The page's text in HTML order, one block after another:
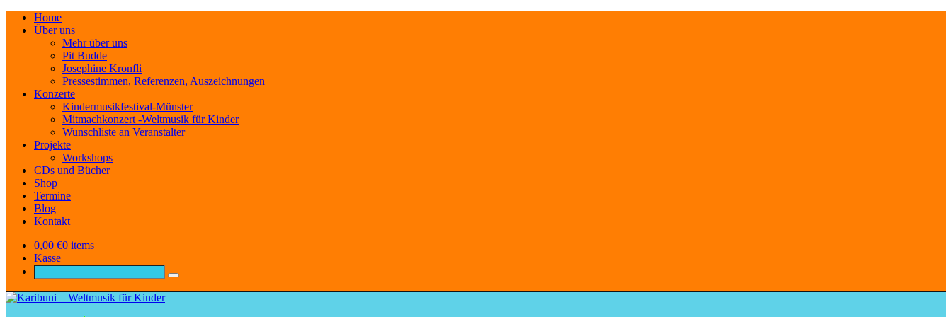
Home
Über uns
Mehr über uns
Pit Budde
Josephine Kronfli
Pressestimmen, Referenzen, Auszeichnungen
Konzerte
Kindermusikfestival-Münster
Mitmachkonzert -Weltmusik für Kinder
Wunschliste an Veranstalter
Projekte
Workshops
CDs und Bücher
Shop
Termine
Blog
Kontakt
0,00 €0 items
Kasse